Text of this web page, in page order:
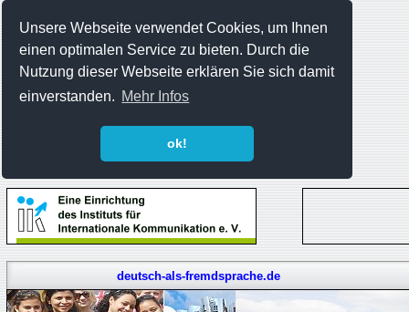
Unsere Webseite verwendet Cookies, um Ihnen
einen optimalen Service zu bieten. Durch die
Nutzung dieser Webseite erklären Sie sich damit
einverstanden. Mehr Infos
ok!
deutsch-als-fremdsprache.de